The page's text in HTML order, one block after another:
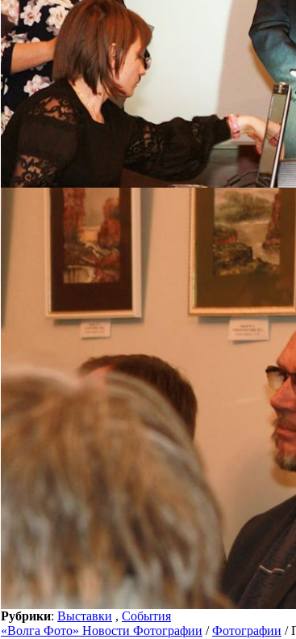
Рубрики: Выставки , События
«Волга Фото» Новости Фотографии /Фотографии /